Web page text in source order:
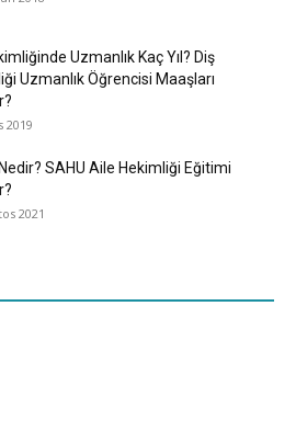
Uzmanlık Kaç Yıl? Diş
Uzmanlık Öğrencisi Maaşları
2019
SAHU Aile Hekimliği Eğitimi
2021